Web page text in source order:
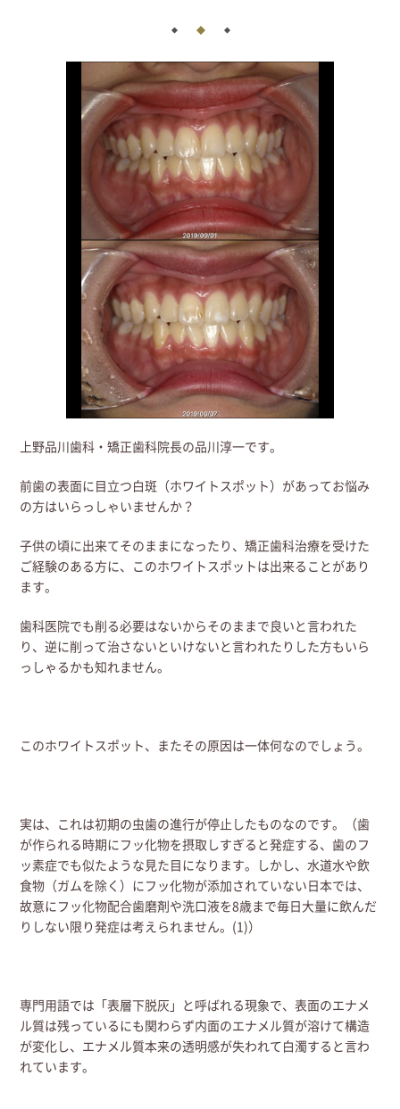
上野品川歯科・矯正歯科院長の品川淳一です。
前歯の表面に目立つ白斑（ホワイトスポット）があってお悩み
の方はいらっしゃいませんか？
子供の頃に出来てそのままになったり、矯正歯科治療を受けた
ご経験のある方に、このホワイトスポットは出来ることがあり
ます。
歯科医院でも削る必要はないからそのままで良いと言われた
り、逆に削って治さないといけないと言われたりした方もいら
っしゃるかも知れません。
このホワイトスポット、またその原因は一体何なのでしょう。
実は、これは初期の虫歯の進行が停止したものなのです。（歯
が作られる時期にフッ化物を摂取しすぎると発症する、歯のフ
ッ素症でも似たような見た目になります。しかし、水道水や飲
食物（ガムを除く）にフッ化物が添加されていない日本では、
故意にフッ化物配合歯磨剤や洗口液を8歳まで毎日大量に飲んだ
りしない限り発症は考えられません。(1)）
専門用語では「表層下脱灰」と呼ばれる現象で、表面のエナメ
ル質は残っているにも関わらず内面のエナメル質が溶けて構造
が変化し、エナメル質本来の透明感が失われて白濁すると言わ
れています。